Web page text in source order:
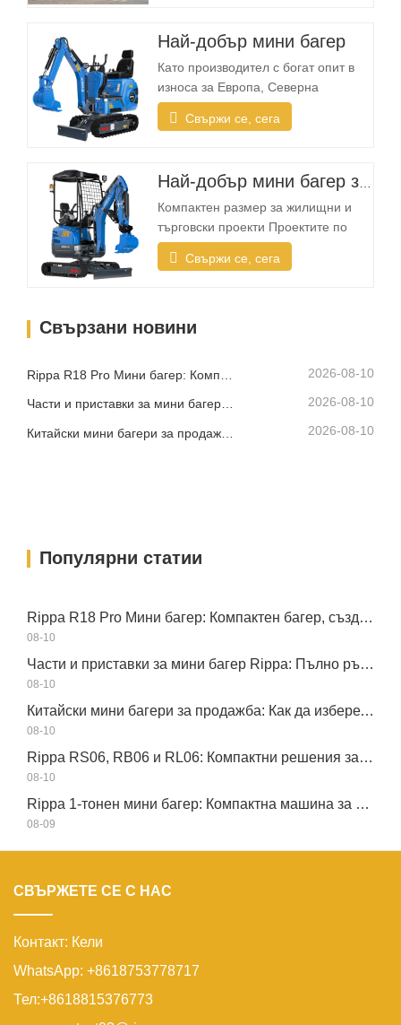
изпълнител, собственик на жилище,
фермер или компания за отдаване
под наем, R319 предоставя
необходимата гъвкавост за…
Най-добър мини багер
Като производител с богат опит в
износа за Европа, Северна
Америка, Австралия и Югоизточна
Азия, Rippa наблюдава нарастващо
и леки приложения Какво прави
мини багера идеален за жилищна
употреба? Компактен размер и
лесен транспорт Най-…
Свържи се, сега
Компактен размер за жилищни и
търговски проекти Проектите по
озеленяване често се извършват в
ограничени пространства като
Компактният багер трябва да е
осигурява надеждна копателна…
Свържи се, сега
Свързани новини
2026-08-10
Части и приставки за мини багер Rippa: Пълно ръководство за подмяна и надграждане 2026-08-10
2026-08-10
Популярни статии
Rippa R18 Pro Мини багер: Компактен багер, създаден за професионални задачи
08-10
Части и приставки за мини багер Rippa: Пълно ръководство за подмяна и надграждане
08-10
Китайски мини багери за продажба: Как да изберете надежден производител
08-10
Rippa RS06, RB06 и RL06: Компактни решения за оборудване за глобални работни площадки
08-10
Rippa 1-тонен мини багер: Компактна машина за малки задачи
08-09
СВЪРЖЕТЕ СЕ С НАС
Контакт: Кели
WhatsApp: +8618753778717
Тел:+8618815376773